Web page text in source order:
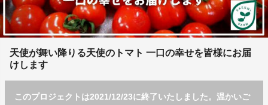
天使が舞い降りる天使のトマト 一口の幸せを皆様にお届
けします
このプロジェクトは2021/12/23に終了いたしました。温かいご